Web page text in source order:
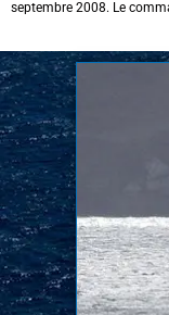
septembre 2008. Le